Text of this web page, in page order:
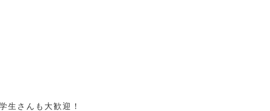
生さんも大歓迎！